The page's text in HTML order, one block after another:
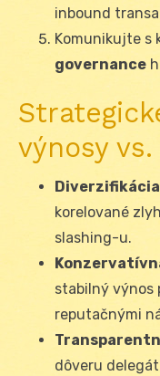
inbound
Komunikujte s
governance
výnosy
korelované
slashing-u.
stabilný výnos
reputačnými
dôveru